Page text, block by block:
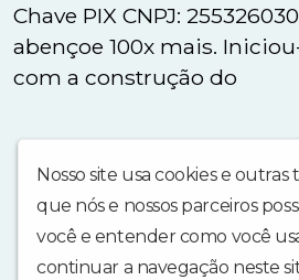
Chave PIX CNPJ:
abençoe 100x mais.
com a construção do
Nosso site usa cookies e outras
que nós e nossos parceiros
você e entender como você
continuar a navegação neste